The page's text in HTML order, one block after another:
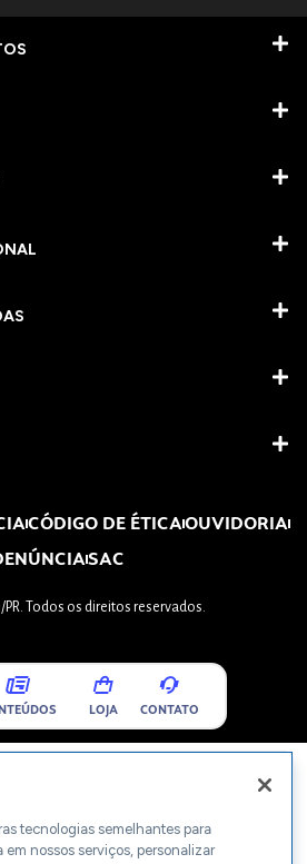
CÓDIGO DE ÉTICAOUVIDORIA
SAC
Todos os direitos reservados.
LOJA CONTATO
tecnologias semelhantes para
em nossos serviços, personalizar